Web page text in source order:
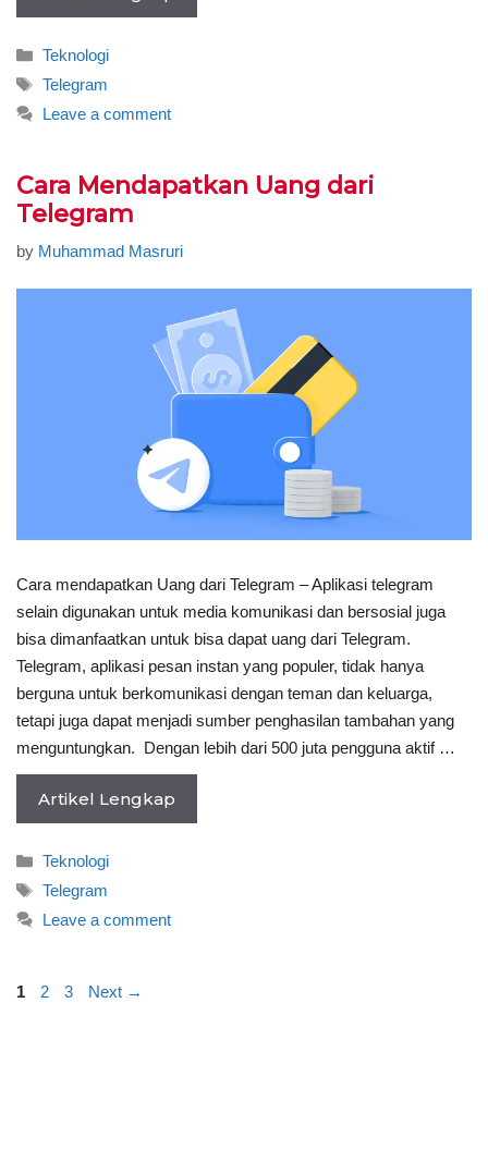
Categories
Teknologi
Tags
Telegram
Leave a comment
Cara Mendapatkan Uang dari
Telegram
by Muhammad Masruri
Cara mendapatkan Uang dari Telegram – Aplikasi telegram
selain digunakan untuk media komunikasi dan bersosial juga
bisa dimanfaatkan untuk bisa dapat uang dari Telegram.
Telegram, aplikasi pesan instan yang populer, tidak hanya
berguna untuk berkomunikasi dengan teman dan keluarga,
tetapi juga dapat menjadi sumber penghasilan tambahan yang
menguntungkan. Dengan lebih dari 500 juta pengguna aktif …
Artikel Lengkap
Categories
Teknologi
Tags
Telegram
Leave a comment
Page
1 Page
2 Page
3 Next →